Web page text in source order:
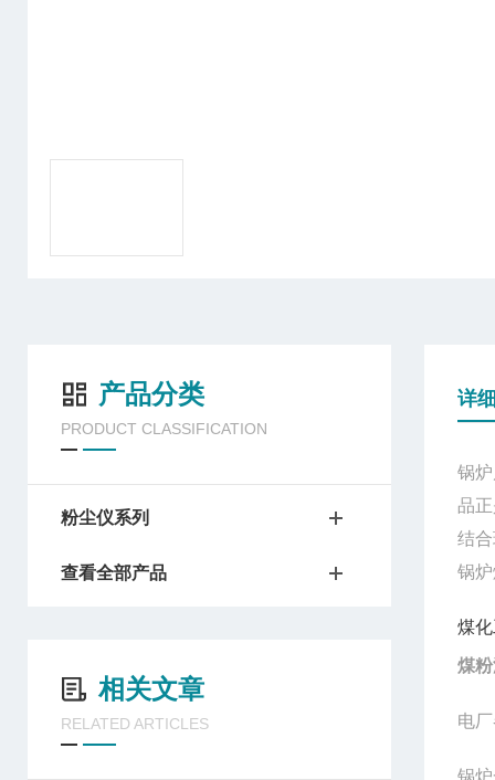
产品分类
PRODUCT CLASSIFICATION
粉尘仪系列
查看全部产品
相关文章
RELATED ARTICLES
详
锅
品
结
锅
煤
煤
电
锅